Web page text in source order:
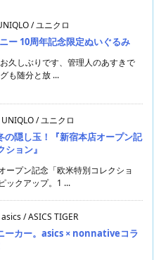
/ ユニクロ
ー 10周年記念限定ぬいぐるみ
久しぶりです、管理人のあすきで
も随分と放 ...
UNIQLO / ユニクロ
の隠し玉！『新宿本店オープン記
ョン』
ープン記念「欧米特別コレクショ
ックアップ。1 ...
asics / ASICS TIGER
ーカー。asics × nonnativeコラ